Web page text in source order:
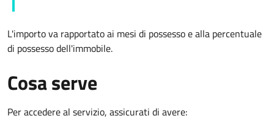
L'importo va rapportato ai mesi di possesso e alla percentuale
di possesso dell'immobile.
Cosa serve
Per accedere al servizio, assicurati di avere: